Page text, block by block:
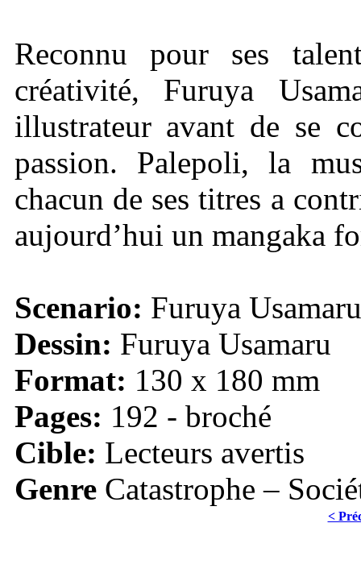
Reconnu pour ses
créativité, Furuya
illustrateur avant de se
passion. Palepoli, la
chacun de ses titres a
aujourd’hui un mangaka
Scenario: Furuya Usamaru
Dessin: Furuya Usamaru
Format: 130 x 180 mm
Pages: 192 - broché
Cible: Lecteurs avertis
GenreCatastrophe –
<